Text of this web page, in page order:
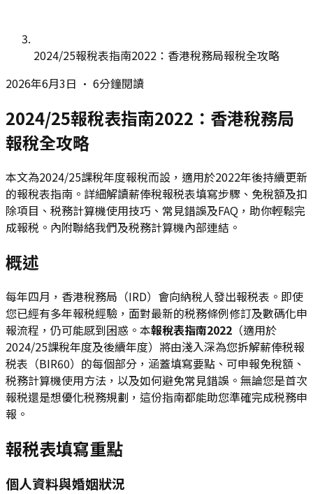
2024/25報稅表指南2022：香港稅務局報稅全攻略
2026年6月3日 • 6分鐘閱讀
2024/25報稅表指南2022：香港稅務局
報稅全攻略
本文為2024/25課稅年度報稅而設，適用於2022年後持續更新
的報稅表指南。詳細解讀薪俸稅報税表填寫步驟、免稅額及扣
除項目、税務計算機使用技巧、常見錯誤及FAQ，助你輕鬆完
成報税。內附聯絡我們及税務計算機內部連結。
概述
每年四月，香港稅務局（IRD）會向納稅人發出報税表。即使
您已經有多年報税經驗，面對最新的税務條例修訂及數碼化申
報流程，仍可能感到困惑。本報稅表指南2022 （適用於
2024/25課稅年度及後續年度）將由淺入深為您拆解薪俸税報
税表（BIR60）的每個部分，涵蓋填寫要點、可申報免稅額、
税務計算機使用方法，以及如何避免常見錯誤。無論您是首次
報税還是想優化税務規劃，這份指南都能助您準確完成税務申
報。
報税表填寫重點
個人資料與婚姻狀況